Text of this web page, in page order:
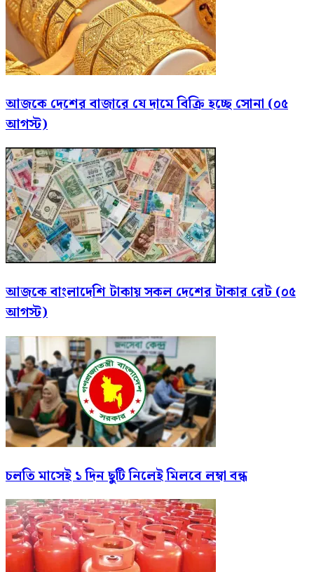
আজকে দেশের বাজারে যে দামে বিক্রি হচ্ছে সোনা (০৫
আগস্ট)
আজকে বাংলাদেশি টাকায় সকল দেশের টাকার রেট (০৫
আগস্ট)
চলতি মাসেই ১ দিন ছুটি নিলেই মিলবে লম্বা বন্ধ